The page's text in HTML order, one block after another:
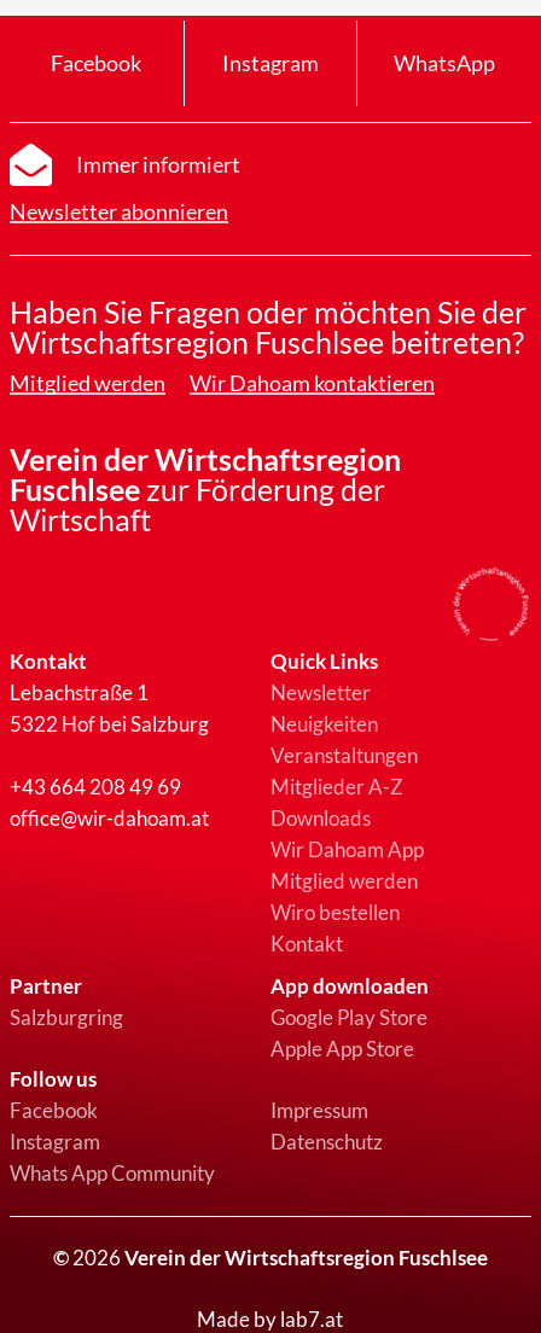
Facebook Instagram WhatsApp
Immer informiert
Newsletter abonnieren
Haben Sie Fragen oder möchten Sie der
Wirtschaftsregion Fuschlsee beitreten?
Mitglied werden Wir Dahoam kontaktieren
Verein der Wirtschaftsregion
Fuschlseezur Förderung der
Wirtschaft
Kontakt
Lebachstraße 1
5322 Hof bei Salzburg
+43 664 208 49 69
office@wir-dahoam.at
Quick Links
Newsletter
Neuigkeiten
Veranstaltungen
Mitglieder A-Z
Downloads
Wir Dahoam App
Mitglied werden
Wiro bestellen
Kontakt
Partner
Salzburgring
Follow us
Facebook
Instagram
Whats App Community
App downloaden
Google Play Store
Apple App Store
Impressum
Datenschutz
©2026Verein der Wirtschaftsregion Fuschlsee
Made by lab7.at